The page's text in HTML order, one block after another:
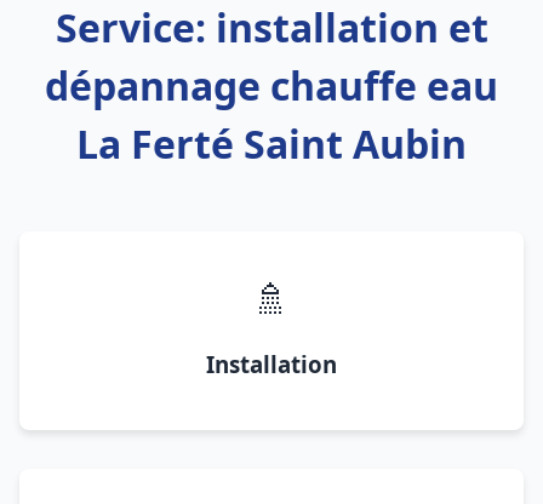
Service: installation et
dépannage chauffe eau
La Ferté Saint Aubin
🚿
Installation